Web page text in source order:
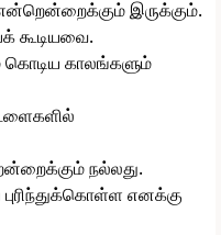
இருக்கும்.
கூடியவை.
காலங்களும்
நல்லது.
எனக்கு